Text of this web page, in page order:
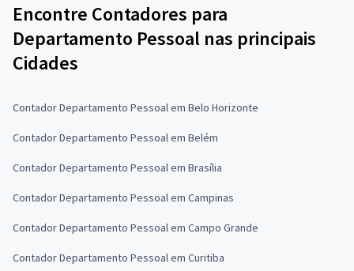
Encontre Contadores para
Departamento Pessoal nas principais
Cidades
Contador Departamento Pessoal em Belo Horizonte
Contador Departamento Pessoal em Belém
Contador Departamento Pessoal em Brasília
Contador Departamento Pessoal em Campinas
Contador Departamento Pessoal em Campo Grande
Contador Departamento Pessoal em Curitiba